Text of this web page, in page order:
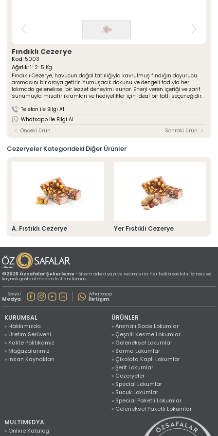
Kurumsal
» Hakkımızda
» Üretim Serüveni
» İnsan Kaynakları
» Online Katalog
» Sarma Lokumlar
» Çikolata Kaplı Lokumlar
» Cezeryeler
» Special Lokumlar
» Sucuk Lokumlar
» Special Paketli Lokumlar
» Geleneksel Paketli Lokumlar
Tüm hakkı saklıdır. Sitemizde kullanılan tüm içerik ve görseller
Tüm Ürünler
ÖZSAFALAR
ŞEKERLEME
Hakkımızda
Üretim Serüveni
Kalite Politikamız
Mağazalarımız
Foto Galeri
Kariyer
İletişim
Fındıklı Cezerye
Kod: 5003
Ağırlık:1-2-5 Kg
Fındıklı Cezerye, havucun doğal tatlılığıyla kavrulmuş fındığın doyurucu
aromasını bir araya getirir. Yumuşacık dokusu ve dengeli tadıyla her
lokmada geleneksel bir lezzet deneyimi sunar. Enerji veren içeriği ve zarif
sunumuyla misafir ikramları ve hediyelikler için ideal bir tatlı seçeneğidir.
Telefon ile Bilgi Al
Whatsapp ile Bilgi Al
Önceki Ürün
Sonraki Ürün
Cezeryeler Kategorideki Diğer Ürünler
A. Fıstıklı Cezerye Yer Fıstıklı Cezerye
©2025 Özsafalar Şekerleme- Sitemizdeki yazı ve resimlerin her hakkı saklıdır. İzinsiz ve
kaynak gösterilmeden kullanılamaz.
Sosyal
Medya
Whatsapp
İletişim
KURUMSAL
» Hakkımızda
» Üretim Serüveni
» Kalite Politikamız
» Mağazalarımız
» İnsan Kaynakları
ÜRÜNLER
» Aromalı Sade Lokumlar
» Çeşnili Kesme Lokumlar
» Geleneksel Lokumlar
» Sarma Lokumlar
» Çikolata Kaplı Lokumlar
» Şerit Lokumlar
» Cezeryeler
» Special Lokumlar
» Sucuk Lokumlar
» Special Paketli Lokumlar
» Geleneksel Paketli Lokumlar
MULTIMEDYA
» Online Katalog